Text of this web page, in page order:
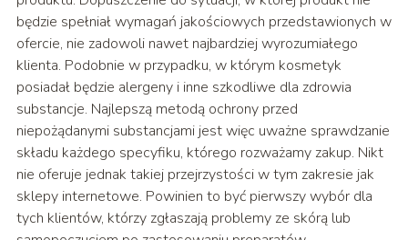
będzie spełniał wymagań jakościowych przedstawionych w
ofercie, nie zadowoli nawet najbardziej wyrozumiałego
klienta. Podobnie w przypadku, w którym kosmetyk
posiadał będzie alergeny i inne szkodliwe dla zdrowia
substancje. Najlepszą metodą ochrony przed
niepożądanymi substancjami jest więc uważne sprawdzanie
składu każdego specyfiku, którego rozważamy zakup. Nikt
nie oferuje jednak takiej przejrzystości w tym zakresie jak
sklepy internetowe. Powinien to być pierwszy wybór dla
tych klientów, którzy zgłaszają problemy ze skórą lub